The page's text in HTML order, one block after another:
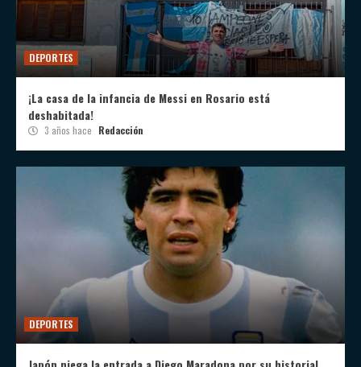
DEPORTES
¡La casa de la infancia de Messi en Rosario está
deshabitada!
3 años hace Redacción
DEPORTES